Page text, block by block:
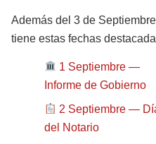
Además del 3 de
tiene estas fechas
1 Septiembre —
Informe de Gobierno
2 Septiembre —
del Notario